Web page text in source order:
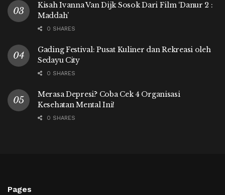
Kisah Ivanna Van Dijk Sosok Dari Film ‘Danur 2 :
Maddah’
0 SHARES
Gading Festival: Pusat Kuliner dan Rekreasi oleh
Sedayu City
0 SHARES
Merasa Depresi? Coba Cek 4 Organisasi
Kesehatan Mental Ini!
0 SHARES
Pages